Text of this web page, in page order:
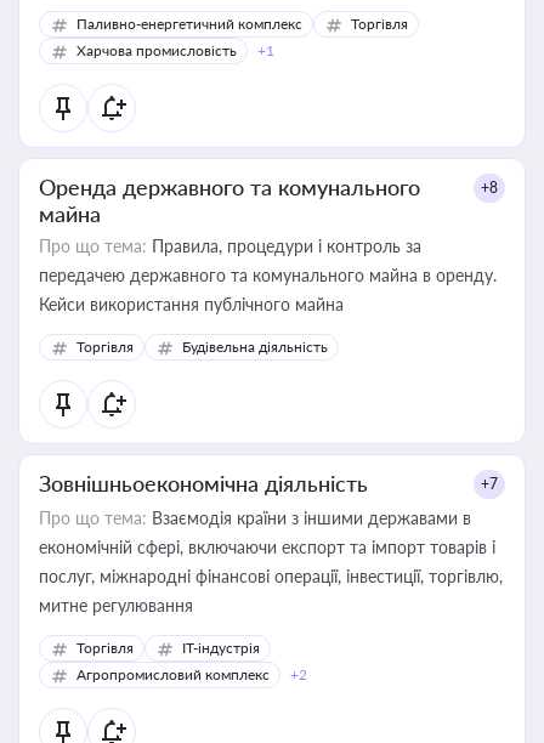
Паливно-енергетичний комплекс
Торгівля
Харчова промисловість
+1
Оренда державного та комунального
майна
+8
Про що тема: Правила, процедури і контроль за
передачею державного та комунального майна в оренду.
Кейси використання публічного майна
Торгівля Будівельна діяльність
Зовнішньоекономічна діяльність +7
Про що тема: Взаємодія країни з іншими державами в
економічній сфері, включаючи експорт та імпорт товарів і
послуг, міжнародні фінансові операції, інвестиції, торгівлю,
митне регулювання
Торгівля
IT-індустрія
Агропромисловий комплекс
+2